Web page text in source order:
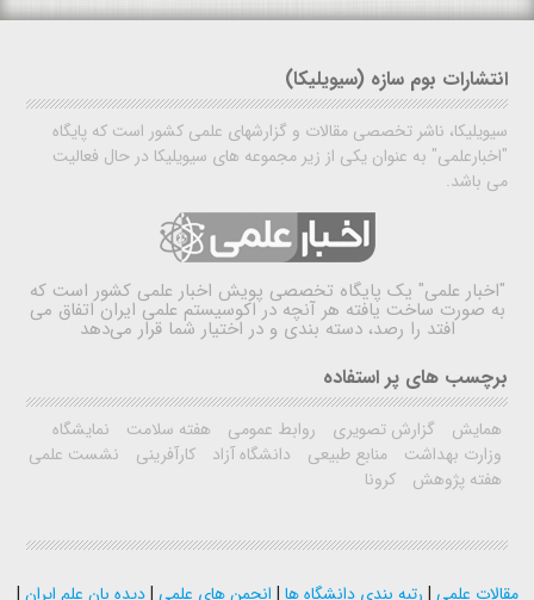
انتشارات بوم سازه (سیویلیکا)
سیویلیکا، ناشر تخصصی مقالات و گزارشهای علمی کشور است که پایگاه
"اخبارعلمی" به عنوان یکی از زیر مجموعه های سیویلیکا در حال فعالیت
می باشد.
"اخبار علمی" یک پایگاه تخصصی پویش اخبار علمی کشور است که
به صورت ساخت یافته هر آنچه در اکوسیستم علمی ایران اتفاق می
افتد را رصد، دسته بندی و در اختیار شما قرار می‌دهد
برچسب های پر استفاده
همایش گزارش تصویری روابط عمومی هفته سلامت
نمایشگاه
وزارت بهداشت
منابع طبیعی دانشگاه آزاد کارآفرینی
نشست علمی
هفته پژوهش
کرونا
مقالات علمی | رتبه بندی دانشگاه ها | انجمن های علمی |دیده بان علم ایران |